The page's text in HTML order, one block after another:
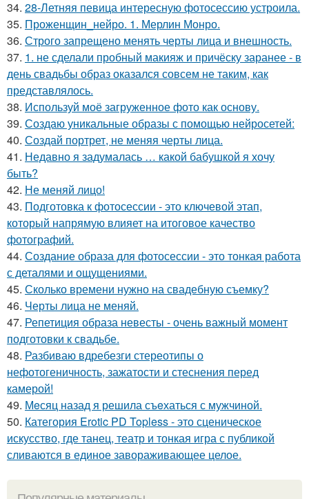
34. 28-Летняя певица интересную фотосессию устроила.
35. Проженщин_нейро. 1. Мерлин Монро.
36. Строго запрещено менять черты лица и внешность.
37. 1. не сделали пробный макияж и причёску заранее - в
день свадьбы образ оказался совсем не таким, как
представлялось.
38. Используй моё загруженное фото как основу.
39. Создаю уникальные образы с помощью нейросетей:
40. Создай портрет, не меняя черты лица.
41. Недавно я задумалась … какой бабушкой я хочу
быть?
42. Не меняй лицо!
43. Подготовка к фотосессии - это ключевой этап,
который напрямую влияет на итоговое качество
фотографий.
44. Создание образа для фотосессии - это тонкая работа
с деталями и ощущениями.
45. Сколько времени нужно на свадебную съемку?
46. Черты лица не меняй.
47. Репетиция образа невесты - очень важный момент
подготовки к свадьбе.
48. Разбиваю вдребезги стереотипы о
нефотогеничность, зажатости и стеснения перед
камерой!
49. Мeсяц назад я решила съeхаться с мужчиной.
50. Категория Erotic PD Topless - это сценическое
искусство, где танец, театр и тонкая игра с публикой
сливаются в единое завораживающее целое.